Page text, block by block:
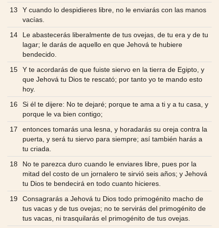
13
Y cuando lo despidieres libre, no le enviarás con las manos
vacías.
14
Le abastecerás liberalmente de tus ovejas, de tu era y de tu
lagar; le darás de aquello en que Jehová te hubiere
bendecido.
15
Y te acordarás de que fuiste siervo en la tierra de Egipto, y
que Jehová tu Dios te rescató; por tanto yo te mando esto
hoy.
16
Si él te dijere: No te dejaré; porque te ama a ti y a tu casa, y
porque le va bien contigo;
17
entonces tomarás una lesna, y horadarás su oreja contra la
puerta, y será tu siervo para siempre; así también harás a
tu criada.
18
No te parezca duro cuando le enviares libre, pues por la
mitad del costo de un jornalero te sirvió seis años; y Jehová
tu Dios te bendecirá en todo cuanto hicieres.
19
Consagrarás a Jehová tu Dios todo primogénito macho de
tus vacas y de tus ovejas; no te servirás del primogénito de
tus vacas, ni trasquilarás el primogénito de tus ovejas.